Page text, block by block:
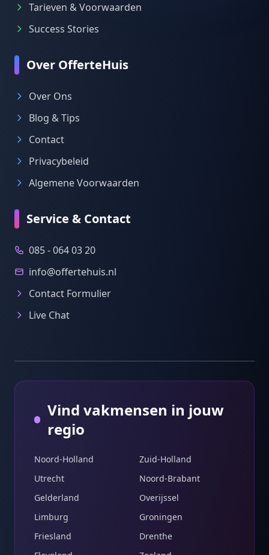
Tarieven & Voorwaarden
Success Stories
Over OfferteHuis
Over Ons
Blog & Tips
Contact
Privacybeleid
Algemene Voorwaarden
Service & Contact
085 - 064 03 20
info@offertehuis.nl
Contact Formulier
Live Chat
Vind vakmensen in jouw
regio
Noord-Holland
Zuid-Holland
Utrecht
Noord-Brabant
Gelderland
Overijssel
Limburg
Groningen
Friesland
Drenthe